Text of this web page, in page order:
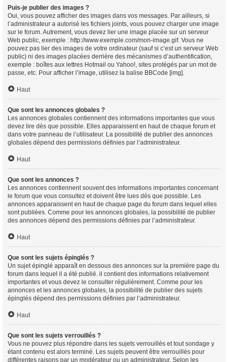
Puis-je publier des images ?
Oui, vous pouvez afficher des images dans vos messages. Par ailleurs, si
l’administrateur a autorisé les fichiers joints, vous pouvez charger une image
sur le forum. Autrement, vous devez lier une image placée sur un serveur
Web public, exemple : http://www.exemple.com/mon-image.gif. Vous ne
pouvez pas lier des images de votre ordinateur (sauf si c’est un serveur Web
public) ni des images placées derrière des mécanismes d’authentification,
exemple : boîtes aux lettres Hotmail ou Yahoo!, sites protégés par un mot de
passe, etc. Pour afficher l’image, utilisez la balise BBCode [img].
Haut
Que sont les annonces globales ?
Les annonces globales contiennent des informations importantes que vous
devez lire dès que possible. Elles apparaissent en haut de chaque forum et
dans votre panneau de l’utilisateur. La possibilité de publier des annonces
globales dépend des permissions définies par l’administrateur.
Haut
Que sont les annonces ?
Les annonces contiennent souvent des informations importantes concernant
le forum que vous consultez et doivent être lues dès que possible. Les
annonces apparaissent en haut de chaque page du forum dans lequel elles
sont publiées. Comme pour les annonces globales, la possibilité de publier
des annonces dépend des permissions définies par l’administrateur.
Haut
Que sont les sujets épinglés ?
Un sujet épinglé apparaît en dessous des annonces sur la première page du
forum dans lequel il a été publié. il contient des informations relativement
importantes et vous devez le consulter régulièrement. Comme pour les
annonces et les annonces globales, la possibilité de publier des sujets
épinglés dépend des permissions définies par l’administrateur.
Haut
Que sont les sujets verrouillés ?
Vous ne pouvez plus répondre dans les sujets verrouillés et tout sondage y
étant contenu est alors terminé. Les sujets peuvent être verrouillés pour
différentes raisons par un modérateur ou un administrateur. Selon les